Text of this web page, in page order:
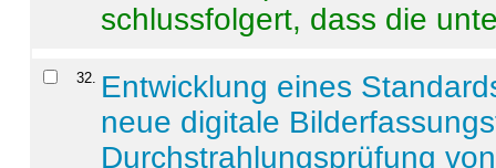
schlussfolgert, dass die
32. Entwicklung eines
neue digitale
Durchstrahlungsprüfung